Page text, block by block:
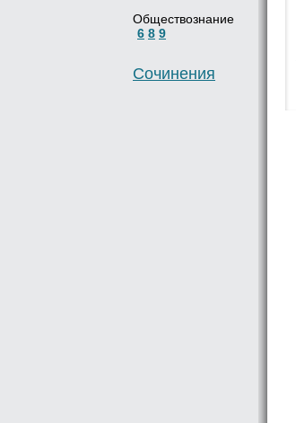
Обществознание
6 8 9
Сочинения